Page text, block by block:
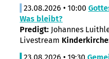
23.08.2026 • 10:00
Was bleibt?
Predigt: Johannes
Livestream